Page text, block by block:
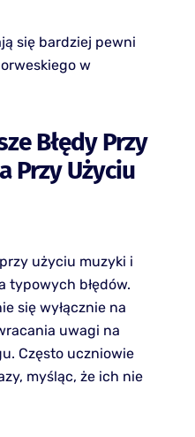
się bardziej pewni
w
Błędy Przy
Przy Użyciu
użyciu muzyki i
typowych błędów.
się wyłącznie na
uwagi na
Często uczniowie
myśląc, że ich nie